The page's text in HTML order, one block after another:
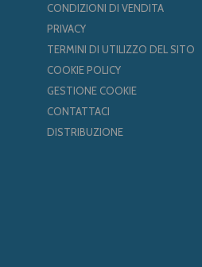
CONDIZIONI DI VENDITA
PRIVACY
TERMINI DI UTILIZZO DEL SITO
COOKIE POLICY
GESTIONE COOKIE
CONTATTACI
DISTRIBUZIONE